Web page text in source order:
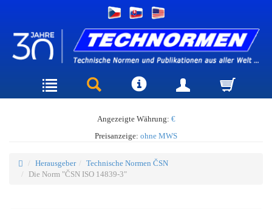
Angezeigte Währung: €
Preisanzeige: ohne MWS
Herausgeber
Technische Normen ČSN
Die Norm "ČSN ISO 14839-3"